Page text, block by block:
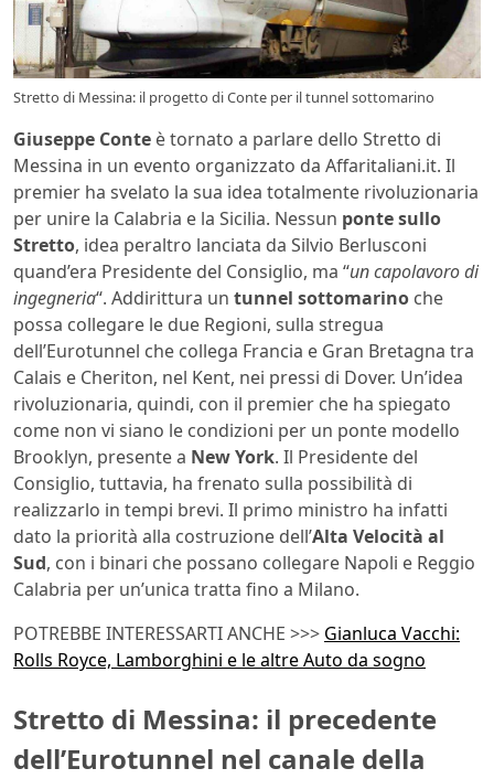
Stretto di Messina: il progetto di Conte per il tunnel sottomarino
Giuseppe Conte è tornato a parlare dello Stretto di
Messina in un evento organizzato da Affaritaliani.it. Il
premier ha svelato la sua idea totalmente rivoluzionaria
per unire la Calabria e la Sicilia. Nessun ponte sullo
Stretto, idea peraltro lanciata da Silvio Berlusconi
quand’era Presidente del Consiglio, ma “un capolavoro di
ingegneria“. Addirittura un tunnel sottomarino che
possa collegare le due Regioni, sulla stregua
dell’Eurotunnel che collega Francia e Gran Bretagna tra
Calais e Cheriton, nel Kent, nei pressi di Dover. Un’idea
rivoluzionaria, quindi, con il premier che ha spiegato
come non vi siano le condizioni per un ponte modello
Brooklyn, presente a New York. Il Presidente del
Consiglio, tuttavia, ha frenato sulla possibilità di
realizzarlo in tempi brevi. Il primo ministro ha infatti
dato la priorità alla costruzione dell’Alta Velocità al
Sud, con i binari che possano collegare Napoli e Reggio
Calabria per un’unica tratta fino a Milano.
POTREBBE INTERESSARTI ANCHE >>> Gianluca Vacchi:
Rolls Royce, Lamborghini e le altre Auto da sogno
Stretto di Messina: il precedente
dell’Eurotunnel nel canale della